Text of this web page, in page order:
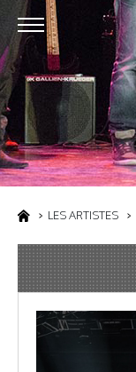
LES ARTISTES